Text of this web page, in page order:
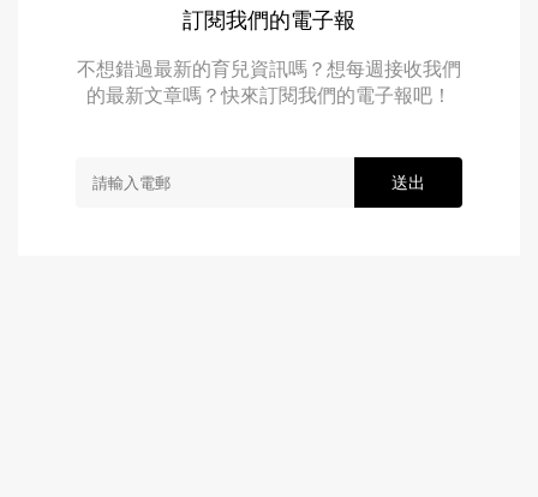
訂閱我們的電子報
不想錯過最新的育兒資訊嗎？想每週接收我們
的最新文章嗎？快來訂閱我們的電子報吧！
送出